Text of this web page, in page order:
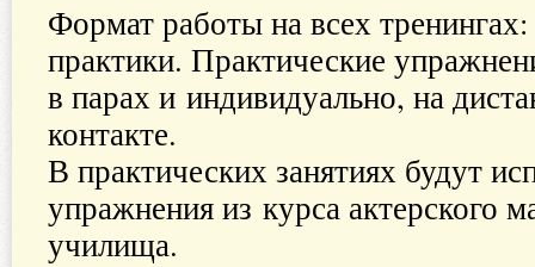
Формат работы на всех
практики. Практические
в парах и индивидуально, на
контакте.
В практических занятиях будут
упражнения из курса актерского
училища.